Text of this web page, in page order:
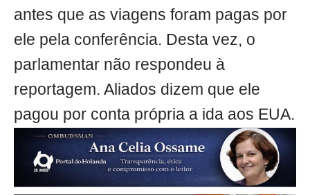
antes que as viagens foram pagas por
ele pela conferência. Desta vez, o
parlamentar não respondeu à
reportagem. Aliados dizem que ele
pagou por conta própria a ida aos EUA.